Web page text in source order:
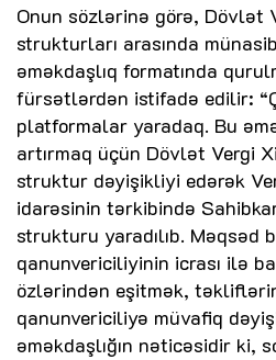
Onun sözlərinə görə, Dövlət
strukturları arasında
əməkdaşlıq formatında
fürsətlərdən istifadə edilir:
platformalar yaradaq. Bu
artırmaq üçün Dövlət Vergi
struktur dəyişikliyi edərək
idarəsinin tərkibində
strukturu yaradılıb. Məqsəd
qanunvericiliyinin icrası ilə
özlərindən eşitmək,
qanunvericiliyə müvafiq
əməkdaşlığın nəticəsidir ki,